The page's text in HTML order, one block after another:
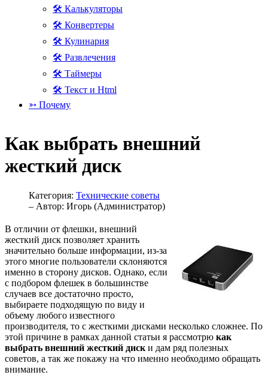
🛠 Калькуляторы
🛠 Конвертеры
🛠 Кулинария
🛠 Развлечения
🛠 Таймеры
🛠 Текст и Html
➳ Почему
Как выбрать внешний
жесткий диск
Категория: Технические советы
– Автор: Игорь (Администратор)
В отличии от флешки, внешний
жесткий диск позволяет хранить
значительно больше информации, из-за
этого многие пользователи склоняются
именно в сторону дисков. Однако, если
с подбором флешек в большинстве
случаев все достаточно просто,
выбираете подходящую по виду и
объему любого известного
производителя, то с жесткими дисками несколько сложнее. По
этой причине в рамках данной статьи я рассмотрю как
выбрать внешний жесткий диск и дам ряд полезных
советов, а так же покажу на что именно необходимо обращать
внимание.